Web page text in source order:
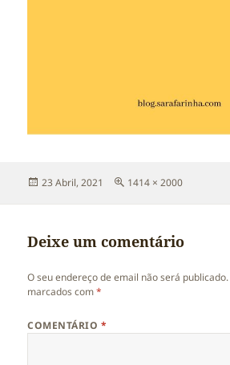
Publicado
23 Abril, 2021
Tamanho
1414 × 2000
Deixe um comentário
O seu endereço de email não será publicado.
marcados com*
COMENTÁRIO *